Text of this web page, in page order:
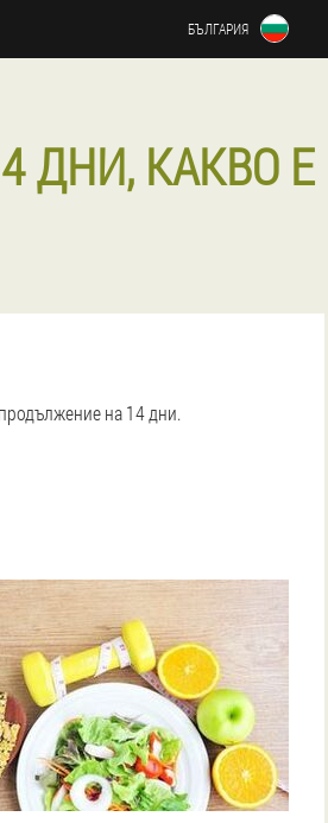
БЪЛГАРИЯ
ДНИ, КАКВО Е
на 14 дни.